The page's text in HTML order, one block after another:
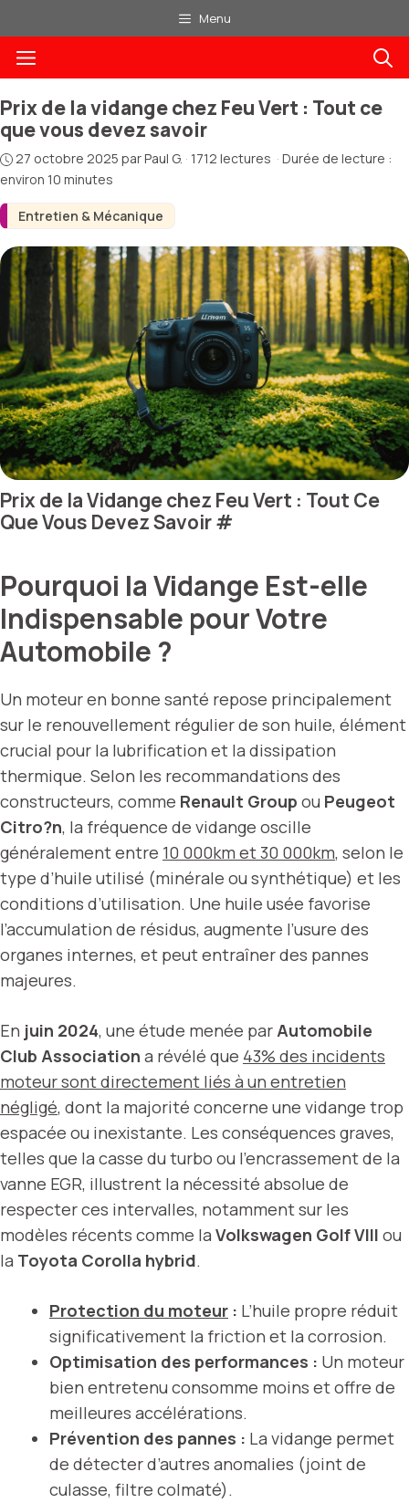
au
contenu
Menu
Menu
Entretien & Mécanique
Prix de la vidange chez Feu Vert : Tout ce
que vous devez savoir
27 octobre 2025 parPaul G. · 1712 lectures · Durée de lecture :
environ 10 minutes
Prix de la Vidange chez Feu Vert : Tout Ce
Que Vous Devez Savoir#
Pourquoi la Vidange Est-elle
Indispensable pour Votre
Automobile ?
Un moteur en bonne santé repose principalement
sur le renouvellement régulier de son huile, élément
crucial pour la lubrification et la dissipation
thermique. Selon les recommandations des
constructeurs, comme Renault Group ou Peugeot
Citro?n, la fréquence de vidange oscille
généralement entre 10 000km et 30 000km, selon le
type d’huile utilisé (minérale ou synthétique) et les
conditions d’utilisation. Une huile usée favorise
l’accumulation de résidus, augmente l’usure des
organes internes, et peut entraîner des pannes
majeures.
En juin 2024, une étude menée par Automobile
Club Association a révélé que 43% des incidents
moteur sont directement liés à un entretien
négligé, dont la majorité concerne une vidange trop
espacée ou inexistante. Les conséquences graves,
telles que la casse du turbo ou l’encrassement de la
vanne EGR, illustrent la nécessité absolue de
respecter ces intervalles, notamment sur les
modèles récents comme la Volkswagen Golf VIII ou
la Toyota Corolla hybrid.
Protection du moteur : L’huile propre réduit
significativement la friction et la corrosion.
Optimisation des performances : Un moteur
bien entretenu consomme moins et offre de
meilleures accélérations.
Prévention des pannes : La vidange permet
de détecter d’autres anomalies (joint de
culasse, filtre colmaté).